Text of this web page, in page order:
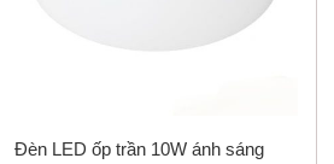
Đèn LED ốp trần 10W ánh sáng